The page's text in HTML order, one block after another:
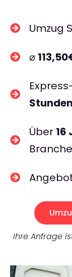
Umzug
⌀
Stunden
Über 16
Ihre Anfrage